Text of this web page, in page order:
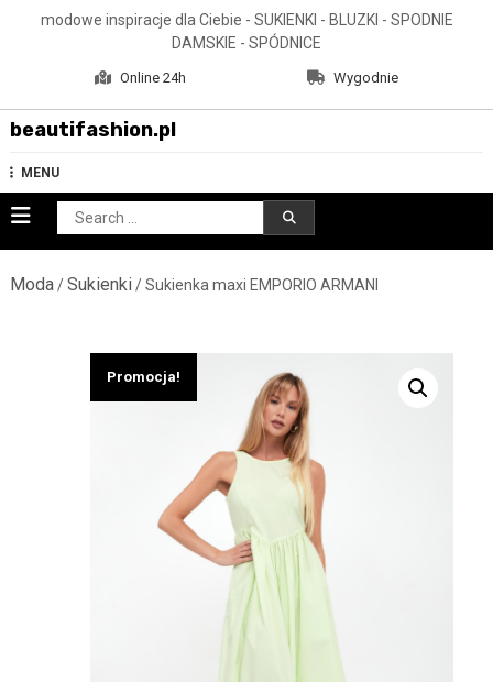
modowe inspiracje dla Ciebie - SUKIENKI - BLUZKI - SPODNIE
DAMSKIE - SPÓDNICE
Online 24h Wygodnie
beautifashion.pl
MENU
Search
for:
Moda/Sukienki/ Sukienka maxi EMPORIO ARMANI
Promocja!